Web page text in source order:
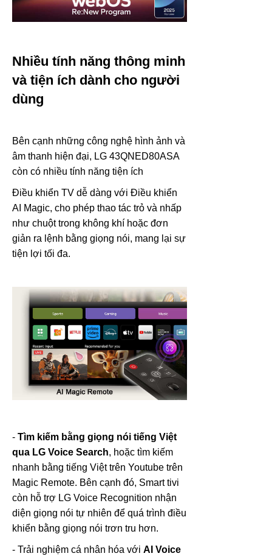
Nhiều tính năng thông minh
và tiện ích dành cho người
dùng
Bên cạnh những công nghệ hình ảnh và
âm thanh hiện đại, LG 43QNED80ASA
còn có nhiều tính năng tiện ích
Điều khiển TV dễ dàng với Điều khiển
AI Magic, cho phép thao tác trỏ và nhấp
như chuột trong không khí hoặc đơn
giản ra lệnh bằng giọng nói, mang lại sự
tiện lợi tối đa.
- Tìm kiếm bằng giọng nói tiếng Việt
qua LG Voice Search, hoặc tìm kiếm
nhanh bằng tiếng Việt trên Youtube trên
Magic Remote. Bên cạnh đó, Smart tivi
còn hỗ trợ LG Voice Recognition nhận
diện giọng nói tự nhiên để quá trình điều
khiển bằng giọng nói trơn tru hơn.
- Trải nghiệm cá nhân hóa với AI Voice